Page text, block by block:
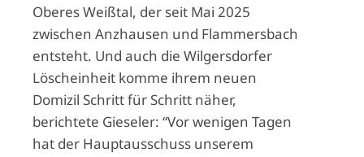
Oberes Weißtal, der seit Mai 2025
zwischen Anzhausen und Flammersbach
entsteht. Und auch die Wilgersdorfer
Löscheinheit komme ihrem neuen
Domizil Schritt für Schritt näher,
berichtete Gieseler: “Vor wenigen Tagen
hat der Hauptausschuss unserem